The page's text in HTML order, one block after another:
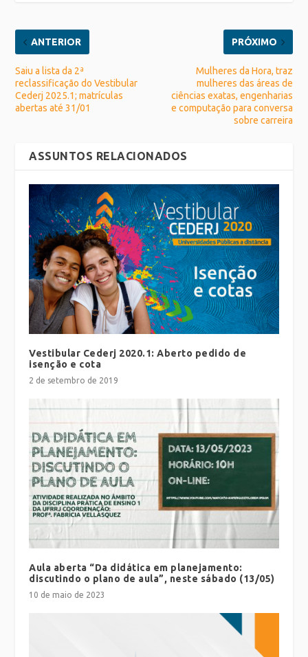
ANTERIOR
Saiu a lista da 2ª
reclassificação do Vestibular
Cederj 2025.1; matrículas
abertas até 31/01
PRÓXIMO
Mulheres da Hora, traz
mulheres das áreas de
ciências exatas, engenharias
e computação para conversa
sobre carreira
ASSUNTOS RELACIONADOS
Vestibular Cederj 2020.1: Aberto pedido de
isenção e cota
2 de setembro de 2019
Aula aberta “Da didática em planejamento:
discutindo o plano de aula”, neste sábado (13/05)
10 de maio de 2023